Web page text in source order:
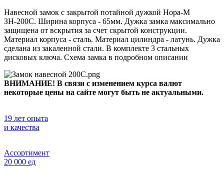
Навесной замок с закрытой потайной дужкой Нора-М
ЗН-200C. Ширина корпуса - 65мм. Дужка замка максимально
защищена от вскрытия за счет скрытой конструкции.
Материал корпуса - сталь. Материал цилиндра - латунь. Дужка
сделана из закаленной стали. В комплекте 3 стальных
дисковых ключа. Схема замка в подробном описании
ВНИМАНИЕ! В связи с изменением курса валют
некоторые цены на сайте могут быть не актуальными.
19 лет опыта
и качества
Ассортимент
20 000 ед